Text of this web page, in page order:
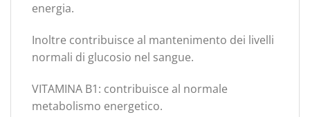
energia.
Inoltre contribuisce al mantenimento dei livelli
normali di glucosio nel sangue.
VITAMINA B1: contribuisce al normale
metabolismo energetico.